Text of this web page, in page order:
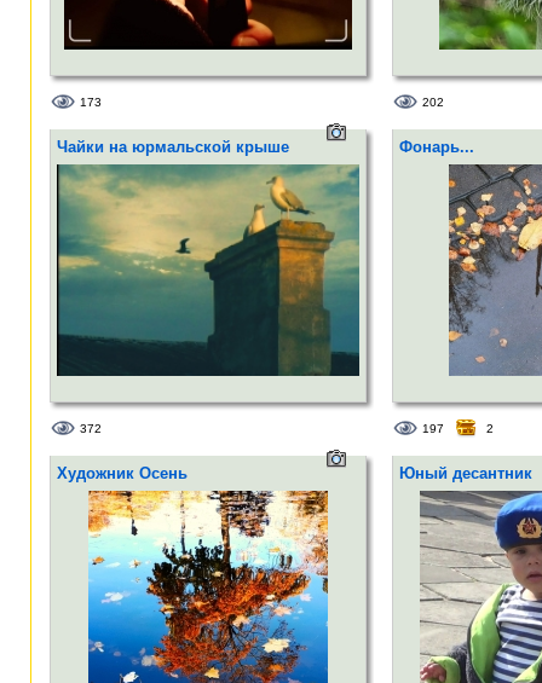
173 202
Чайки на юрмальской крыше
372
Фонарь...
197 2
Художник Осень Юный десантник